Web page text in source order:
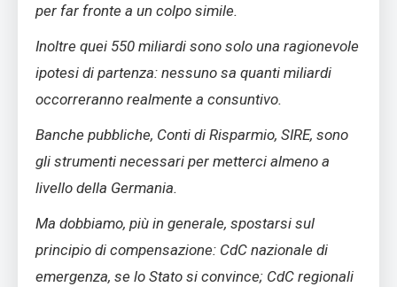
per far fronte a un colpo simile.
Inoltre quei 550 miliardi sono solo una ragionevole
ipotesi di partenza: nessuno sa quanti miliardi
occorreranno realmente a consuntivo.
Banche pubbliche, Conti di Risparmio, SIRE, sono
gli strumenti necessari per metterci almeno a
livello della Germania.
Ma dobbiamo, più in generale, spostarsi sul
principio di compensazione: CdC nazionale di
emergenza, se lo Stato si convince; CdC regionali